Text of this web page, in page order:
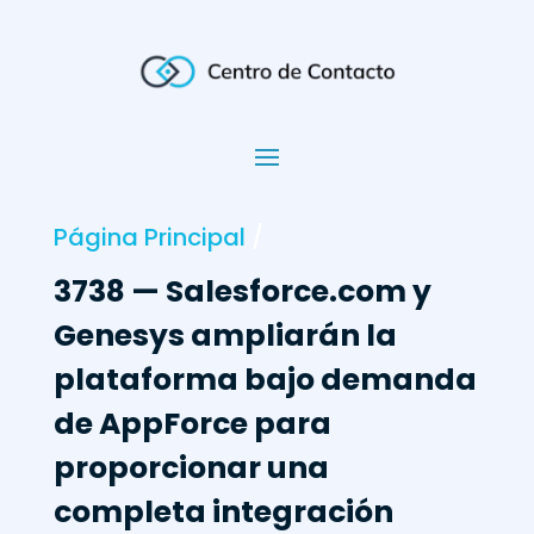
Página Principal
3738 — Salesforce.com y
Genesys ampliarán la
plataforma bajo demanda
de AppForce para
proporcionar una
completa integración